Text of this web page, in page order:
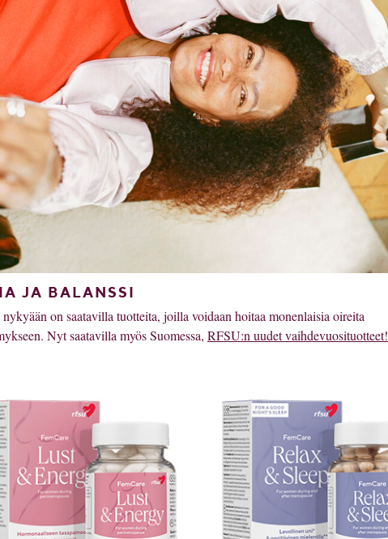
JA BALANSSI
on saatavilla tuotteita, joilla voidaan hoitaa monenlaisia oireita
Nyt saatavilla myös Suomessa, RFSU:n uudet vaihdevuosituotteet!